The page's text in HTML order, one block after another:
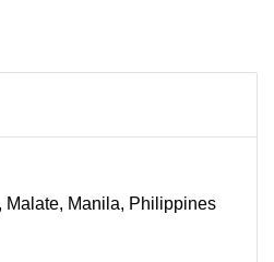
Malate, Manila, Philippines